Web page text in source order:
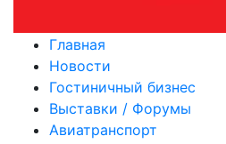
Главная
Новости
Гостиничный бизнес
Выставки / Форумы
Авиатранспорт